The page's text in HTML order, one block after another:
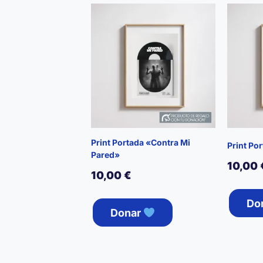
Print Portada «Contra Mi
Pared»
10,00€
Donar
Print
10,00